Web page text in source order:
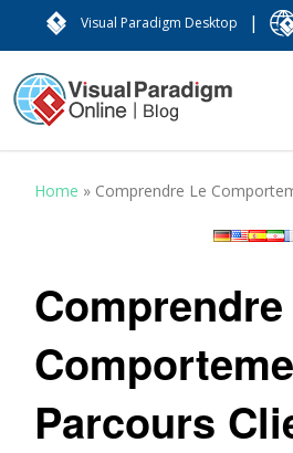
Visual Paradigm Desktop |
Home » Comprendre Le
Parcours